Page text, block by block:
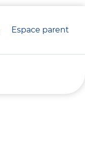
crèche(s)
Espace parent